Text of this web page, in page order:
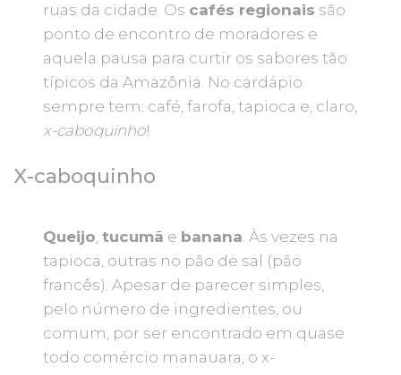
ruas da cidade. Os cafés regionais são
ponto de encontro de moradores e
aquela pausa para curtir os sabores tão
típicos da Amazônia. No cardápio
sempre tem: café, farofa, tapioca e, claro,
x-caboquinho!
X-caboquinho
Queijo ,tucumã e banana . Às vezes na
tapioca, outras no pão de sal (pão
francês). Apesar de parecer simples,
pelo número de ingredientes, ou
comum, por ser encontrado em quase
todo comércio manauara, o x-